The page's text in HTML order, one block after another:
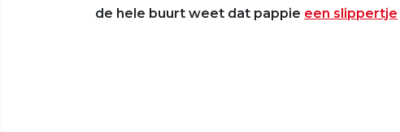
de hele buurt weet dat pappie een slippertje